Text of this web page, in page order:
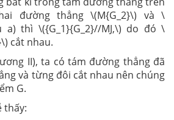
đường thẳng \(M{G_2}\) và \
a) thì \({G_1}{G_2}//MJ,\) do đó \
cắt nhau.
II), ta có tám đường thẳng đã
và từng đôi cắt nhau nên chúng
G.
thấy: